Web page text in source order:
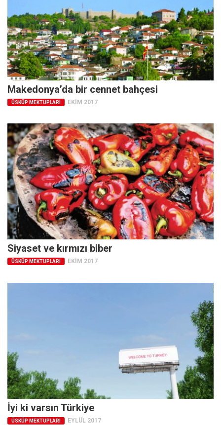
Makedonya’da bir cennet bahçesi
ÜSKÜP MEKTUPLARI EKIM 2017
Siyaset ve kırmızı biber
ÜSKÜP MEKTUPLARI EKIM 2017
İyi ki varsın Türkiye
ÜSKÜP MEKTUPLARI EYLÜL 2017